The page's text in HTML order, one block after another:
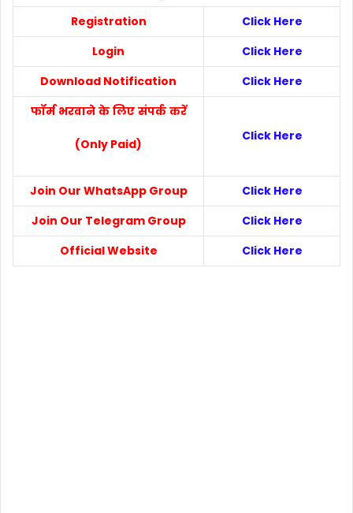
Registration
Click Here
Login
Click Here
Download Notification
Click Here
फॉर्म भरवाने के लिए संपर्क करें
(Only Paid)
Click Here
Join Our WhatsApp Group
Click Here
Join Our Telegram Group
Click Here
Official Website
Click Here